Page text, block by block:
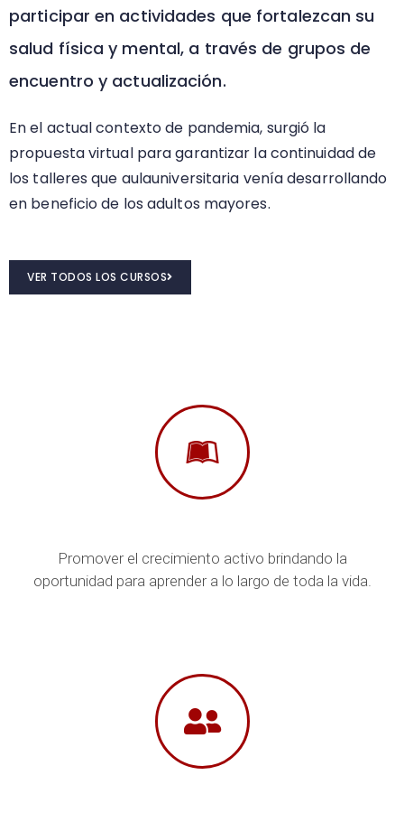
participar en actividades que fortalezcan su
salud física y mental, a través de grupos de
encuentro y actualización.
En el actual contexto de pandemia, surgió la
propuesta virtual para garantizar la continuidad de
los talleres que aulauniversitaria venía desarrollando
en beneficio de los adultos mayores.
VER TODOS LOS CURSOS
Promover el crecimiento activo brindando la
oportunidad para aprender a lo largo de toda la vida.